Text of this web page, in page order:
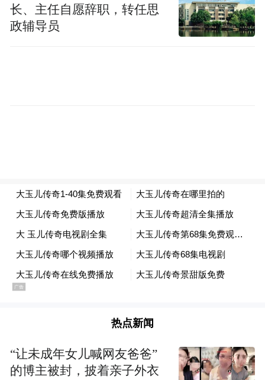
行中从没有见到过的。”罗马尼亚游客维克托
表示将在这里住一段时间。
据了解，溪水云间森林民宿被240亩森林环
绕，森林覆盖率极高，空气中负氧离子含量
丰富，是一处天然的森林氧吧，而且位置得
天独厚，交通便利，方便游客游览当地的特
长、主任自愿辞职，转任思
政辅导员
热点新闻
“让未成年女儿喊网友爸爸”
的博主被封，披着亲子外衣